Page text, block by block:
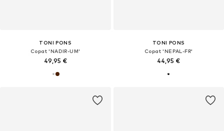
TONI PONS
Copat 'NADIR-UM'
49,95 €
TONI PONS
Copat 'NEPAL-FR'
44,95 €